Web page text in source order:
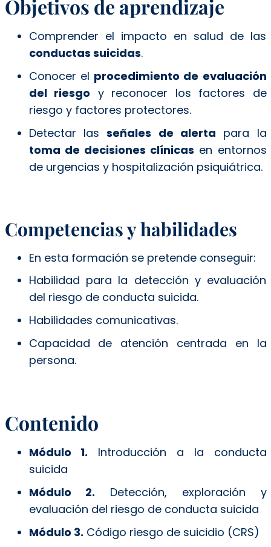
Objetivos de aprendizaje
Comprender el impacto en salud de las
conductas suicidas.
Conocer el procedimiento de evaluación
del riesgo y reconocer los factores de
riesgo y factores protectores.
Detectar lasseñales de alerta para la
toma de decisiones clínicas en entornos
de urgencias y hospitalización psiquiátrica.
Competencias y habilidades
En esta formación se pretende conseguir:
Habilidad para la detección y evaluación
del riesgo de conducta suicida.
Habilidades comunicativas.
Capacidad de atención centrada en la
persona.
Contenido
Módulo 1. Introducción a la conducta
suicida
Módulo 2. Detección, exploración y
evaluación del riesgo de conducta suicida
Módulo 3. Código riesgo de suicidio (CRS)